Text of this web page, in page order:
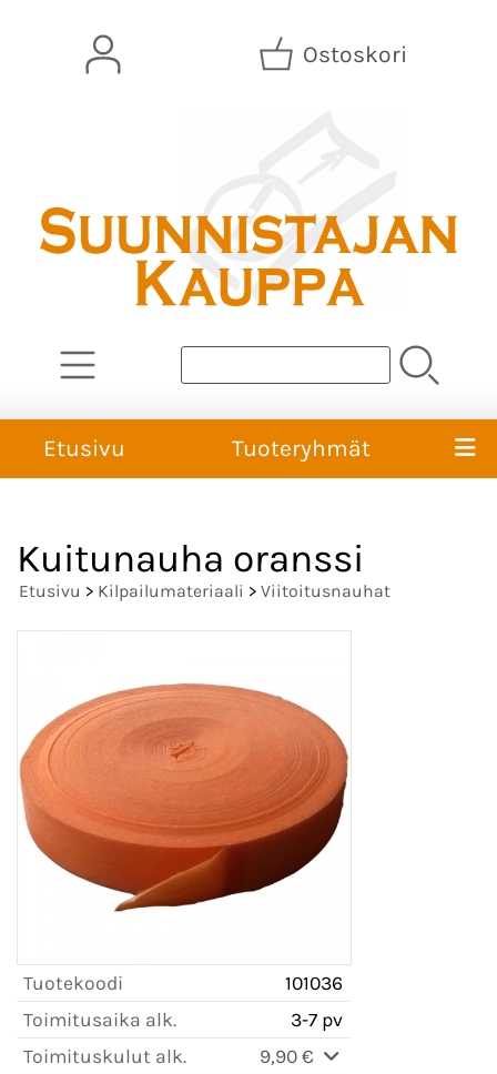
Ostoskori
Etusivu Tuoteryhmät
Kuitunauha oranssi
Etusivu > Kilpailumateriaali > Viitoitusnauhat
Tuotekoodi
101036
Toimitusaika alk.
3-7 pv
Toimituskulut alk.
9,90 €